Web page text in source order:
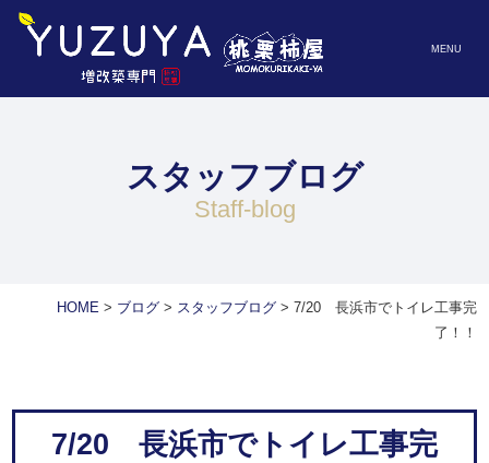
MENU
スタッフブログ
staff-blog
HOME> ブログ> スタッフブログ> 7/20 長浜市でトイレ工事完
了！！
7/20 長浜市でトイレ工事完